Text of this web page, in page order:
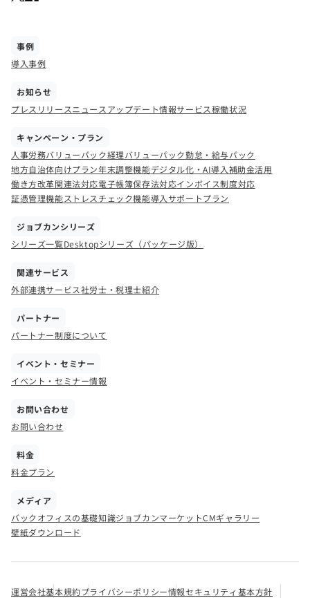
事例
導入事例
お知らせ
プレスリリースニュース アップデート情報サービス稼働状況
キャンペーン・プラン
人事労務バリューパック経理バリューパック勤怠・給与パック
地方自治体向けプラン年末調整機能デジタル化・AI導入補助金活用
働き方改革関連法対応電子帳簿保存法対応インボイス制度対応
証憑管理機能ストレスチェック機能導入サポートプラン
ジョブカンシリーズ
シリーズ一覧Desktopシリーズ（パッケージ版）
関連サービス
外部連携サービス社労士・税理士紹介
パートナー
パートナー制度について
イベント・セミナー
イベント・セミナー情報
お問い合わせ
お問い合わせ
料金
料金プラン
メディア
バックオフィスの基礎知識ジョブカンマーケットCMギャラリー
壁紙ダウンロード
運営会社基本規約プライバシーポリシー情報セキュリティ基本方針